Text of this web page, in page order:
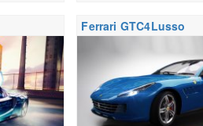
Ferrari GTC4Lusso